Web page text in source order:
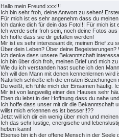
Hallo mein Freund xxx!!!
Ich bin sehr froh, deine Antwort zu sehen!
Für mich ist es sehr angenehm dass du
Ich danke dich für dein das Foto!!! Für mich
Ich werde sehr froh sein, noch deine Fotos
Ich hoffe dass sie dir gefallen werden!
Mir ist es sehr interessant dir, meinen Brief zu
Über dein Leben? Über deine
Ich denke dass unsere Bekanntschaft
Ich bin über dich froh, meinen Brief und mich
Wie du ich verstanden hast suche ich den
Ich will den Mann mit denen kennenlernen
Natürlich schließe ich die ernsten
Du weißt, ich fühle mich der Einsamen häufig.
Mir ist von langweilig einer des Hauses sehr
Eben du lebst in der Hoffnung dass du nahe
Ich hoffe dass unser mit dir die Bekanntschaft
willst mich erkennen es ist besser!!??
Jetzt will ich dir ein wenig über mich und
Ich das sehr lustige, energische und
heben kann!
Ebenso bin ich der offene Mensch in der